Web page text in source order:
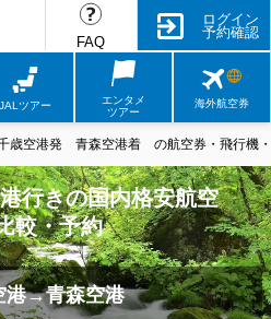
FAQ
ログイン
予約確認
JALツアー
エンタメ
ツアー
海外航空券
歳空港発 青森空港着 の航空券・飛行機
行きの国内格安航空
較・予約
港→青森空港